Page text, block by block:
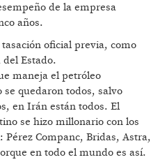
de la empresa
años.
oficial previa, como
Estado.
maneja el petróleo
se quedaron todos, salvo
en Irán están todos. El
se hizo millonario con los
Pérez Companc, Bridas, Astra,
en todo el mundo es así.